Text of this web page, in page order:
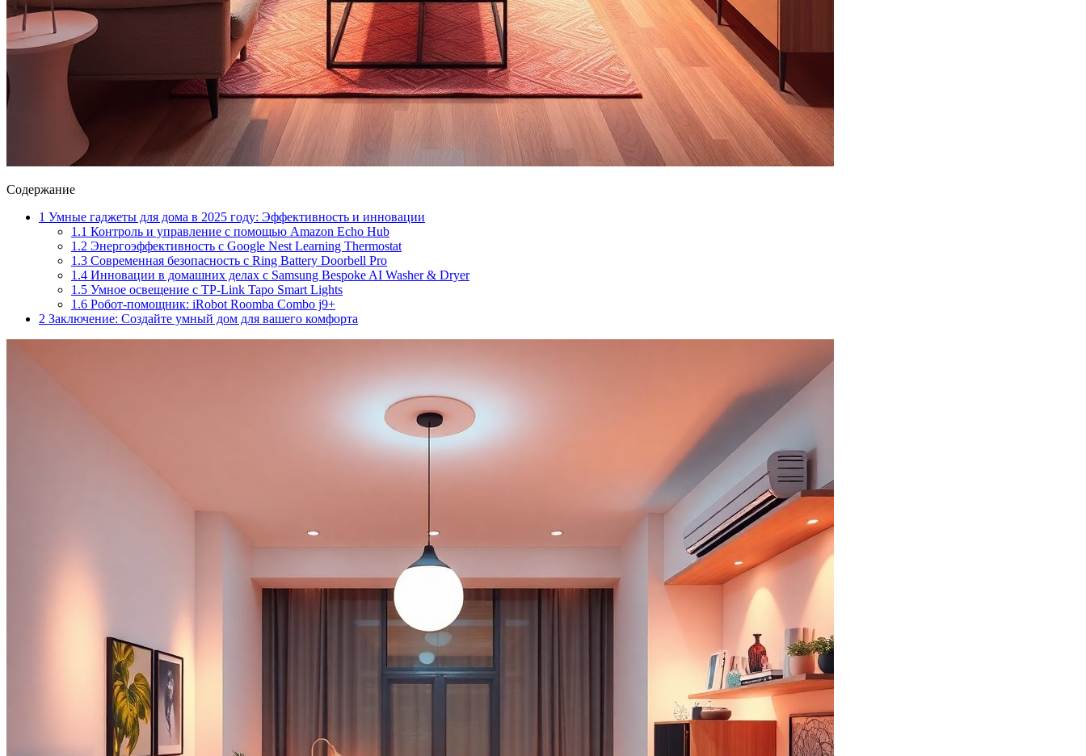
Содержание
1 Умные гаджеты для дома в 2025 году: Эффективность и инновации
1.1 Контроль и управление с помощью Amazon Echo Hub
1.2 Энергоэффективность с Google Nest Learning Thermostat
1.3 Современная безопасность с Ring Battery Doorbell Pro
1.4 Инновации в домашних делах с Samsung Bespoke AI Washer & Dryer
1.5 Умное освещение с TP-Link Tapo Smart Lights
1.6 Робот-помощник: iRobot Roomba Combo j9+
2 Заключение: Создайте умный дом для вашего комфорта